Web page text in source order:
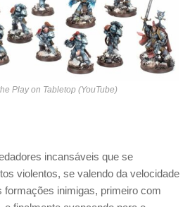
Play on Tabletop (YouTube)
incansáveis que se
violentos, se valendo da velocidade
formações inimigas, primeiro com